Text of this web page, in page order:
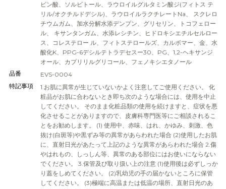
ビン酸、ソルビトール、ラウロイルグルタミン酸ジ(フィトス テ
リル/オクチルドデシル)、ラウロイルラクチレートNa、 スクレロ
チウムガム、加水分解水添デンプン、グリセリン、トコフェロー
ル、 キサンタンガム、水添レシチン、ヒドロキシエチルセルロー
ス、コレステロー ル、フィトステロールズ、カルボマー、金、水
酸化K、PPG-6デシルテトラデセスー30、PG、1,2-ヘキサンジ
オール、カプリリルグリコール、フェノキシエタノール
品番
EVS-0004
特記事項
1.お肌に異常が生じていないかよく注意してご使用ください。 化
粧品がお肌に合わないとき即ち次のような場合には、使用を中止
してください。 そのまま化粧品類の使用を続けますと、症状を悪
化させることがありますので、皮膚科専門医等にご相談されるこ
とをお勧めします。 (1) 使用中、赤味、はれ、かゆみ、刺激、色
抜け(白斑等)や黒ずみ等の異常があらわれた場合 (2)使用したお肌
に、直射日光があたって上記のような異常があらわれた場合 2.傷
やはれもの、しっしん等、異常のある部位にはお使いにならない
でください。 3.保管及び取り扱い上の注意 (1)使用後は必ずしっか
り蓋をしめてください。 (2)乳幼児の手の届かないところに保管
してください。 (3)極端に高温または低温の場所、直射日光のあ